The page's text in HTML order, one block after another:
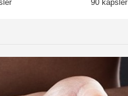
90 kapsler